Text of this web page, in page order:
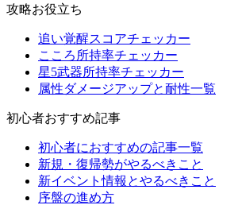
攻略お役立ち
追い覚醒スコアチェッカー
こころ所持率チェッカー
星5武器所持率チェッカー
属性ダメージアップと耐性一覧
初心者おすすめ記事
初心者におすすめの記事一覧
新規・復帰勢がやるべきこと
新イベント情報とやるべきこと
序盤の進め方